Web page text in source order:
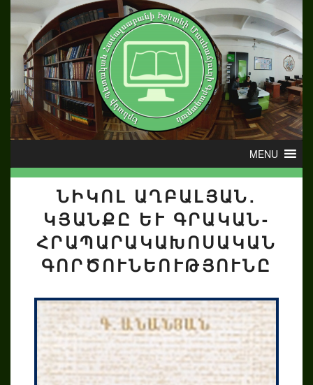
ՆԻԿՈԼ ԱՂԲԱԼՅԱՆ.
ԿՅԱՆՔԸ ԵՒ ԳՐԱԿԱՆ-Հ
ՐԱՊԱՐԱԿԱԽՈՍԱԿԱՆ Գ
ՈՐԾՈՒՆԵՈՒԹՅՈՒՆԸ